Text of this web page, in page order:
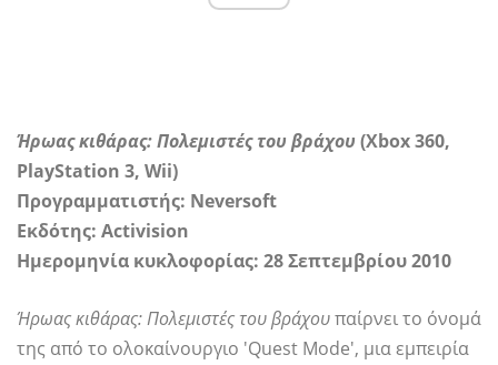
Ήρωας κιθάρας: Πολεμιστές του βράχου (Xbox 360,
PlayStation 3, Wii)
Προγραμματιστής: Neversoft
Εκδότης: Activision
Ημερομηνία κυκλοφορίας: 28 Σεπτεμβρίου 2010
Ήρωας κιθάρας: Πολεμιστές του βράχουπαίρνει το όνομά
της από το ολοκαίνουργιο 'Quest Mode', μια εμπειρία